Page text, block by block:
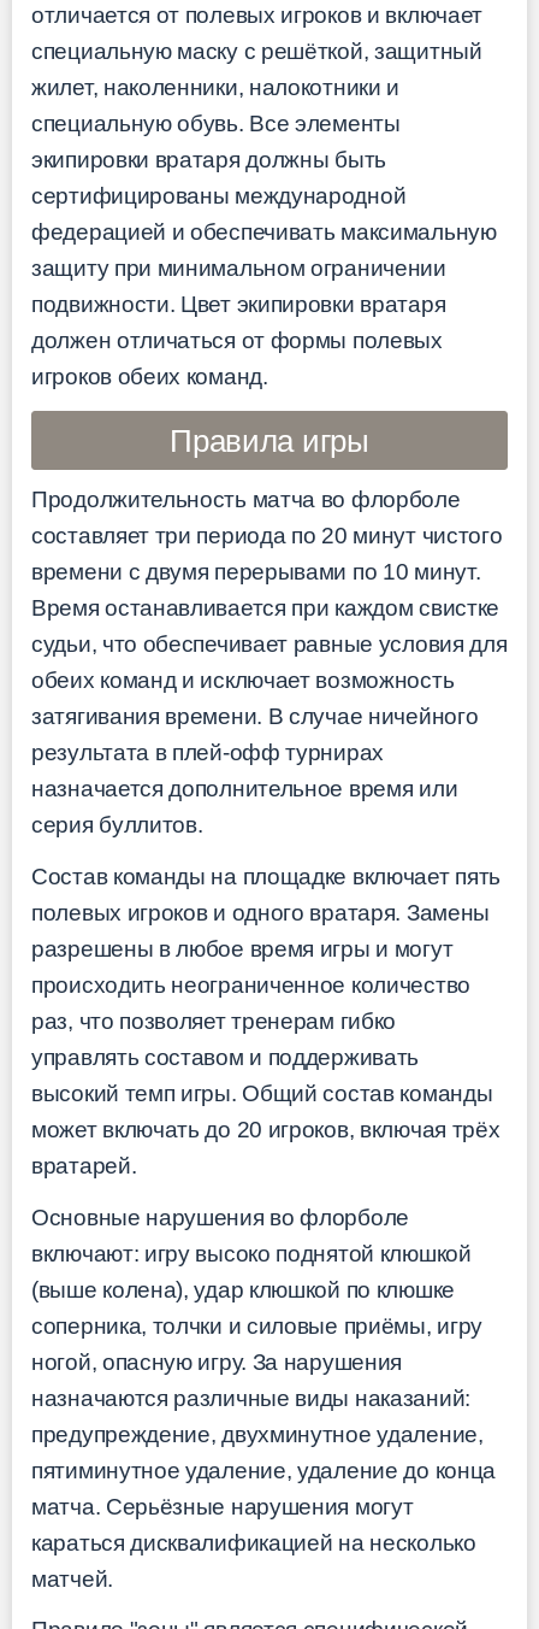
отличается от полевых игроков и включает
специальную маску с решёткой, защитный
жилет, наколенники, налокотники и
специальную обувь. Все элементы
экипировки вратаря должны быть
сертифицированы международной
федерацией и обеспечивать максимальную
защиту при минимальном ограничении
подвижности. Цвет экипировки вратаря
должен отличаться от формы полевых
игроков обеих команд.
Правила игры
Продолжительность матча во флорболе
составляет три периода по 20 минут чистого
времени с двумя перерывами по 10 минут.
Время останавливается при каждом свистке
судьи, что обеспечивает равные условия для
обеих команд и исключает возможность
затягивания времени. В случае ничейного
результата в плей-офф турнирах
назначается дополнительное время или
серия буллитов.
Состав команды на площадке включает пять
полевых игроков и одного вратаря. Замены
разрешены в любое время игры и могут
происходить неограниченное количество
раз, что позволяет тренерам гибко
управлять составом и поддерживать
высокий темп игры. Общий состав команды
может включать до 20 игроков, включая трёх
вратарей.
Основные нарушения во флорболе
включают: игру высоко поднятой клюшкой
(выше колена), удар клюшкой по клюшке
соперника, толчки и силовые приёмы, игру
ногой, опасную игру. За нарушения
назначаются различные виды наказаний:
предупреждение, двухминутное удаление,
пятиминутное удаление, удаление до конца
матча. Серьёзные нарушения могут
караться дисквалификацией на несколько
матчей.